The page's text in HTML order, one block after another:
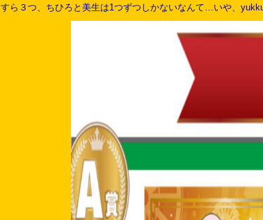
すら３つ、ちひろと美生は1つずつしかないなんて…いや、